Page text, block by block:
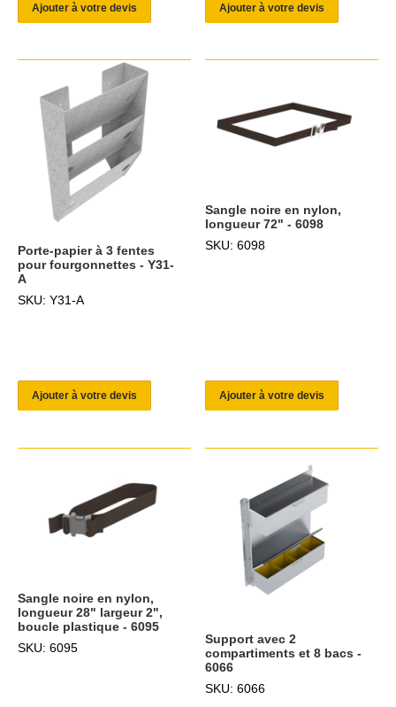
Ajouter à votre devis Ajouter à votre devis
Porte-papier à 3 fentes
pour fourgonnettes - Y31-
A
SKU: Y31-A
Ajouter à votre devis
Sangle noire en nylon,
longueur 72" - 6098
SKU: 6098
Ajouter à votre devis
Sangle noire en nylon,
longueur 28" largeur 2",
boucle plastique - 6095
SKU: 6095
Support avec 2
compartiments et 8 bacs -
6066
SKU: 6066